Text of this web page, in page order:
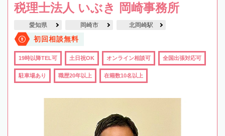
税理士法人 いぶき 岡崎事務所
愛知県 岡崎市 北岡崎駅
初回相談無料
19時以降TEL可 土日祝OK オンライン相談可 全国出張対応可
駐車場あり 職歴20年以上 在籍数10名以上